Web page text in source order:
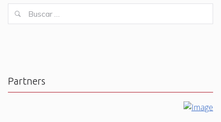
for:
Buscar
Partners